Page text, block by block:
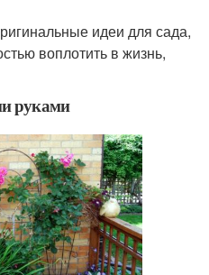
идеи для сада,
воплотить в жизнь,
руками